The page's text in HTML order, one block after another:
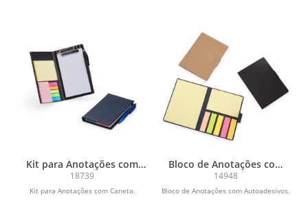
Kit para Anotações com
Caneta
18739
Kit para Anotações com Caneta.
Bloco de Anotações com
Autoadesivos
14948
Bloco de Anotações com Autoadesivos.